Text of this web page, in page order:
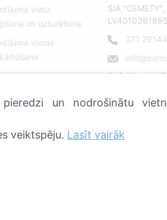
vietu
un uzturēšana
vietas
SIA "CEMETY",
371
Strādājam
un nodrošinātu
veiktspēju. Lasīt vairāk